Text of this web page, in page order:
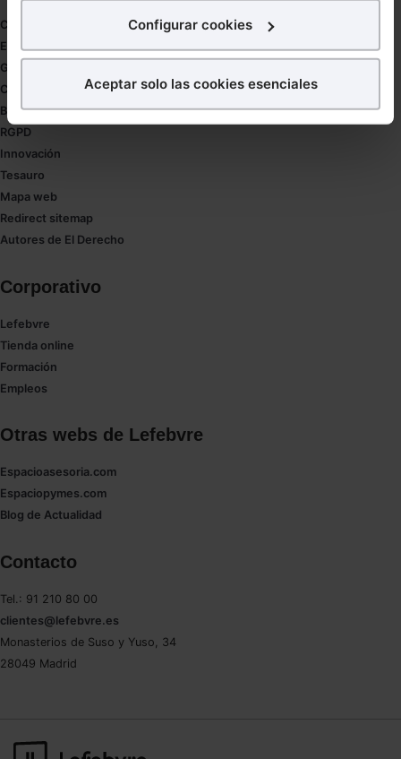
¿Qué puedes hacer?
en la web sea óptima
navegador. Si no seleccionas ninguna utilizaremos
Saber más acerca de las cookies
Configurar cookies
Aceptar solo las cookies esenciales
Coronavirus
Estudio de salud abogacía
Gestión de despachos
Compliance
Buenas Prácticas Tributarias
RGPD
Innovación
Tesauro
Mapa web
Redirect sitemap
Autores de El Derecho
Corporativo
Lefebvre
Tienda online
Formación
Empleos
Otras webs de Lefebvre
Espacioasesoria.com
Espaciopymes.com
Blog de Actualidad
Contacto
Tel.: 91 210 80 00
clientes@lefebvre.es
Monasterios de Suso y Yuso, 34
28049 Madrid